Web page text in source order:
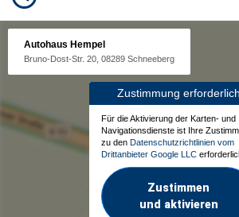
Autohaus Hempel
Bruno-Dost-Str. 20, 08289 Schneeberg
Zustimmung erforderlich
Für die Aktivierung der Karten- und
Navigationsdienste ist Ihre
zu den Datenschutzrichtlinien vom
Drittanbieter Google LLC
Zustimmen
und aktivieren